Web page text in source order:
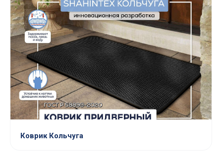
Коврик Кольчуга